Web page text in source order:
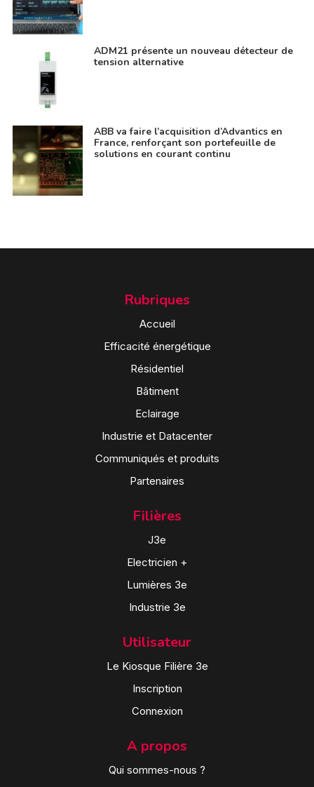
ADM21 présente un nouveau détecteur de
tension alternative
ABB va faire l’acquisition d’Advantics en
France, renforçant son portefeuille de
solutions en courant continu
Rubriques
Accueil
Efficacité énergétique
Résidentiel
Bâtiment
Eclairage
Industrie et Datacenter
Communiqués et produits
Partenaires
Filières
J3e
Electricien +
Lumières 3e
Industrie 3e
Utilisateur
Le Kiosque Filière 3e
Inscription
Connexion
A propos
Qui sommes-nous ?